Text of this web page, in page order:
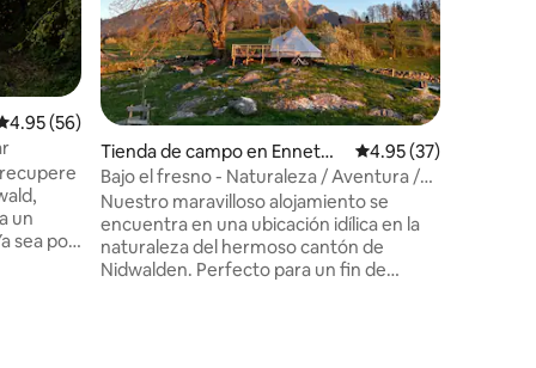
promedio: 4.95 de 5, 56 reseñas
4.95 (56)
un
Tienda de campo en Ennetm
oos
Calificación
4.95 (37)
Bajo el fresno - Naturaleza / Aventura /
Mirador
Nuestro maravilloso alojamiento se
encuentra en una ubicación idílica en la
naturaleza del hermoso cantón de
Nidwalden. Perfecto para un fin de